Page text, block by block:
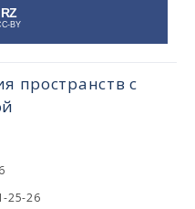
пространств с
25-26